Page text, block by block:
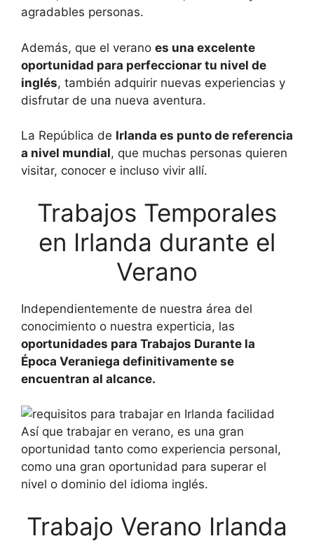
agradables personas.
Además, que el verano es una excelente
oportunidad para perfeccionar tu nivel de
inglés, también adquirir nuevas experiencias y
disfrutar de una nueva aventura.
La República de Irlanda es punto de referencia
a nivel mundial, que muchas personas quieren
visitar, conocer e incluso vivir allí.
Trabajos Temporales
en Irlanda durante el
Verano
Independientemente de nuestra área del
conocimiento o nuestra experticia, las
oportunidades para Trabajos Durante la
Época Veraniega definitivamente se
encuentran al alcance.
Así que trabajar en verano, es una gran
oportunidad tanto como experiencia personal,
como una gran oportunidad para superar el
nivel o dominio del idioma inglés.
Trabajo Verano Irlanda